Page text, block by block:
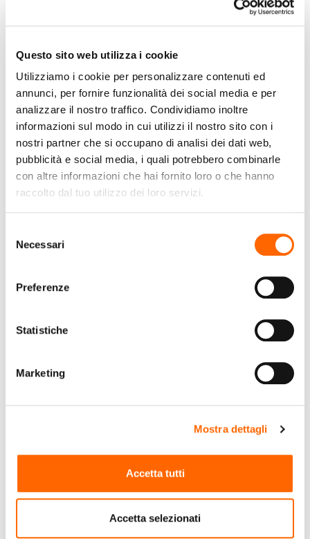
Questo sito web utilizza i cookie
Utilizziamo i cookie per personalizzare contenuti ed
annunci, per fornire funzionalità dei social media e per
analizzare il nostro traffico. Condividiamo inoltre
informazioni sul modo in cui utilizzi il nostro sito con i
nostri partner che si occupano di analisi dei dati web,
pubblicità e social media, i quali potrebbero combinarle
con altre informazioni che hai fornito loro o che hanno
raccolto dal tuo utilizzo dei loro servizi.
delNecessari
Preferenze
Statistiche
Marketing
Mostra dettagli
Accetta tutti
Accetta selezionati
Gigaset DL380 Telefono
analogico Identificatore
di chiamata Bianco
€39,90(IVA incl.)
Gigaset GL390 5,59 cm
(2.2") 88 g Argento
Telefono cellulare
basico
€39,90 (IVA incl.)
BRONDI
€39,20(IVA incl.)
GIGASET
Gigaset GL7 7,11 cm
€89,99(IVA incl.)